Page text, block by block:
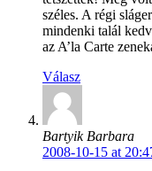
széles. A régi
mindenki talál
az A’la Carte
Válasz
Bartyik Barbara
2008-10-15 at